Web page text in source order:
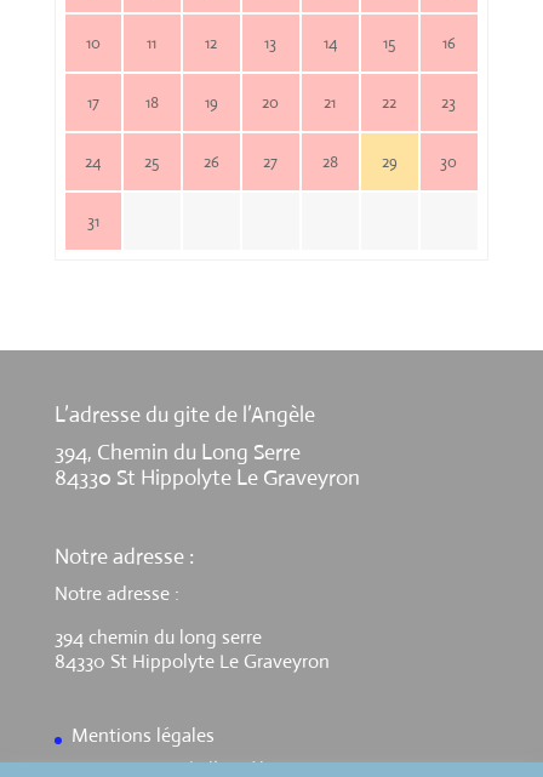
10 11 12 13 14 15 16
17 18 19 20 21 22 23
24 25 26 27 28 29 30
31
L’adresse du gite de l’Angèle
394, Chemin du Long Serre
84330 St Hippolyte Le Graveyron
Notre adresse :
Notre adresse :
394 chemin du long serre
84330 St Hippolyte Le Graveyron
Mentions légales
Contact Gite de l’Angèle